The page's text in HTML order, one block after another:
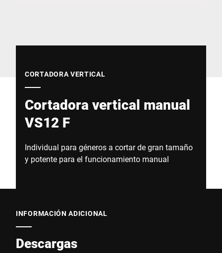
CORTADORA VERTICAL
Cortadora vertical manual
VS12 F
Individual para géneros a cortar de gran tamaño
y potente para el funcionamiento manual
INFORMACIÓN ADICIONAL
Descargas